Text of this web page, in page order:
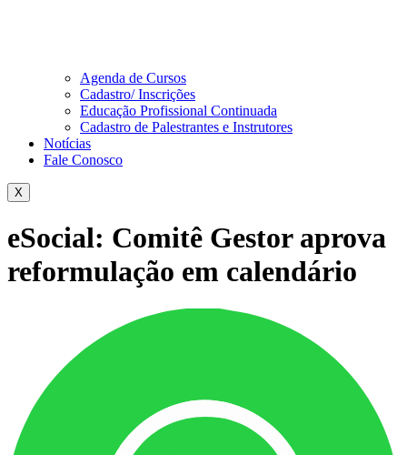
Agenda de Cursos
Cadastro/ Inscrições
Educação Profissional Continuada
Cadastro de Palestrantes e Instrutores
Notícias
Fale Conosco
X
eSocial: Comitê Gestor aprova
reformulação em calendário